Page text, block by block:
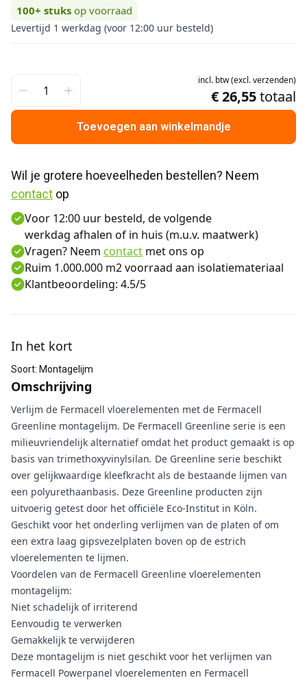
100+ stuks op voorraad
Levertijd 1 werkdag (voor 12:00 uur besteld)
incl. btw(excl.verzenden)
€ 26,55totaal
Toevoegen aan winkelmandje
contact op
Voor 12:00 uur besteld, de volgende
werkdag afhalen of in huis (m.u.v. maatwerk)
Vragen? Neem contact met ons op
Ruim 1.000.000 m2 voorraad aan isolatiemateriaal
Klantbeoordeling: 4.5/5
In het kort
Soort: Montagelijm
Omschrijving
Verlijm de Fermacell vloerelementen met de Fermacell
Greenline montagelijm. De Fermacell Greenline serie is een
milieuvriendelijk alternatief omdat het product gemaakt is op
basis van trimethoxyvinylsilan. De Greenline serie beschikt
over gelijkwaardige kleefkracht als de bestaande lijmen van
een polyurethaanbasis. Deze Greenline producten zijn
uitvoerig getest door het officiële Eco-Institut in Köln.
Geschikt voor het onderling verlijmen van de platen of om
een extra laag gipsvezelplaten boven op de estrich
vloerelementen te lijmen.
Voordelen van de Fermacell Greenline vloerelementen
montagelijm:
Niet schadelijk of irriterend
Eenvoudig te verwerken
Gemakkelijk te verwijderen
Deze montagelijm is niet geschikt voor het verlijmen van
Fermacell Powerpanel vloerelementen en Fermacell